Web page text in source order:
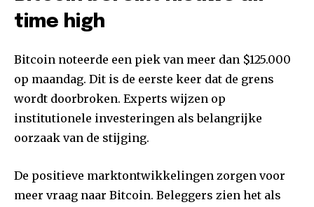
time high
Bitcoin noteerde een piek van meer dan $125.000
op maandag. Dit is de eerste keer dat de grens
wordt doorbroken. Experts wijzen op
institutionele investeringen als belangrijke
oorzaak van de stijging.
De positieve marktontwikkelingen zorgen voor
meer vraag naar Bitcoin. Beleggers zien het als